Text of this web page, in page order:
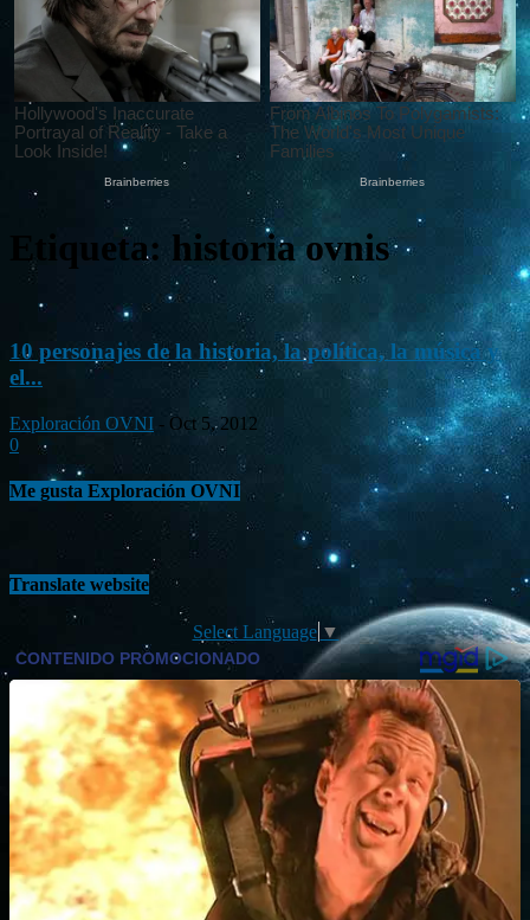
Etiqueta: historia ovnis
10 personajes de la historia, la política, la música y
el...
Exploración OVNI - Oct 5, 2012
0
Me gusta Exploración OVNI
Translate website
Select Language ▼